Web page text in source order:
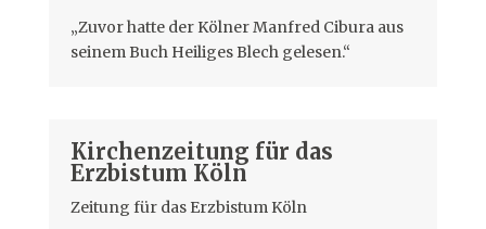
„Zuvor hatte der Kölner Manfred Cibura aus
seinem Buch Heiliges Blech gelesen.“
Kirchenzeitung für das
Erzbistum Köln
Zeitung für das Erzbistum Köln